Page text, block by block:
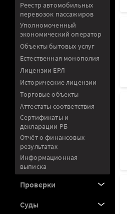
Реестр автомобильных
перевозок пассажиров
Уполномоченный
экономический оператор
Объекты бытовых услуг
Естественная монополия
Лицензии ЕРЛ
Исторические лицензии
Торговые объекты
Аттестаты соответствия
Сертификаты и
декларации РБ
Отчёт о финансовых
результатах
Информационная
выписка
Проверки
Суды